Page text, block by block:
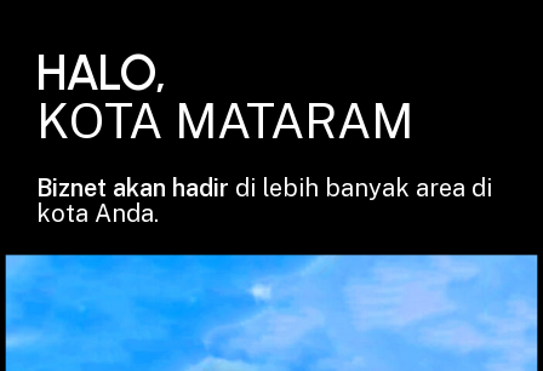
HALO,
KOTA MATARAM
Biznet akan hadir di lebih banyak area di
kota Anda.